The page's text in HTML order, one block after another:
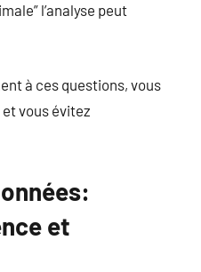
l’analyse peut
à ces questions, vous
vous évitez
et